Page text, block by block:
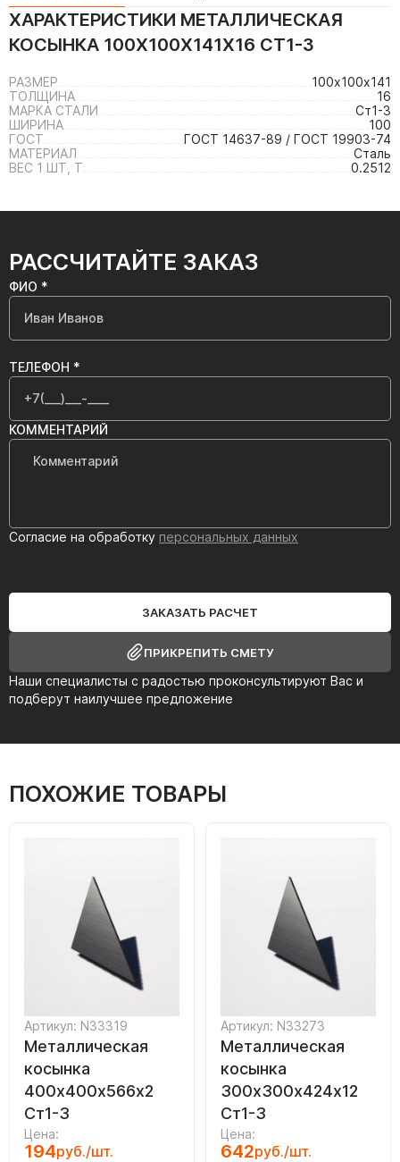
ХАРАКТЕРИСТИКИ МЕТАЛЛИЧЕСКАЯ
КОСЫНКА 100Х100Х141Х16 СТ1-3
РАЗМЕР
100х100х141
ТОЛЩИНА
16
МАРКА СТАЛИ
Ст1-3
ШИРИНА
100
ГОСТ
ГОСТ 14637-89 / ГОСТ 19903-74
МАТЕРИАЛ
Сталь
ВЕС 1 ШТ, Т
0.2512
РАССЧИТАЙТЕ ЗАКАЗ
Наши специалисты с радостью проконсультируют Вас и
подберут наилучшее предложение
ФИО *
ТЕЛЕФОН *
КОММЕНТАРИЙ
Согласие на обработку персональных данных
ЗАКАЗАТЬ РАСЧЕТ
ПРИКРЕПИТЬ СМЕТУ
ПОХОЖИЕ ТОВАРЫ
Артикул: N33319
Металлическая
косынка
400х400х566х2
Ст1-3
Цена:
194руб./шт.
Артикул: N33273
Металлическая
косынка
300х300х424х12
Ст1-3
Цена:
642руб./шт.